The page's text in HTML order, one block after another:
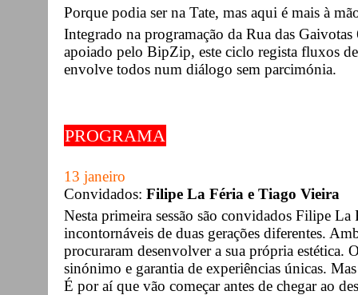
Porque podia ser na Tate, mas aqui é mais à
Integrado na programação da Rua das
apoiado pelo BipZip, este ciclo regista fluxos de
envolve todos num diálogo sem parcimónia.
PROGRAMA
13 janeiro
Convidados: Filipe La Féria e Tiago Vieira
Nesta primeira sessão são convidados Filipe
incontornáveis de duas gerações diferentes.
procuraram desenvolver a sua própria estética.
sinónimo e garantia de experiências únicas.
É por aí que vão começar antes de chegar ao